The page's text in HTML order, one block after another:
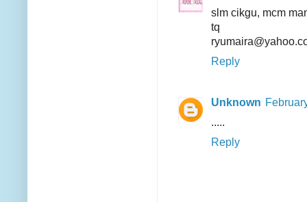
slm cikgu, mcm
tq
Reply
Unknown
.....
Reply